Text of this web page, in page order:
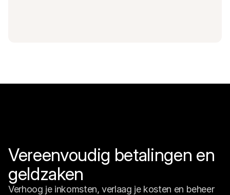
Vereenvoudig betalingen en
geldzaken
Verhoog je inkomsten, verlaag je kosten en beheer